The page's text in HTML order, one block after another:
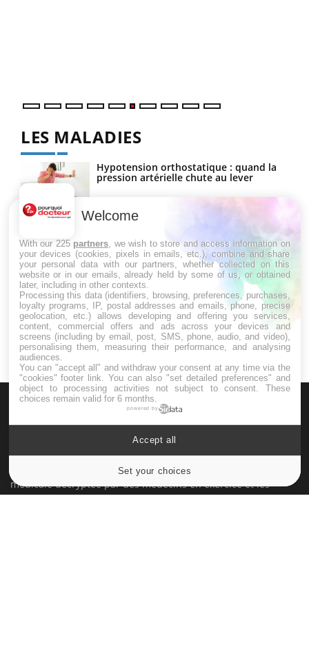
LES MALADIES
Hypotension orthostatique : quand la
pression artérielle chute au lever
globules rouges aux conséquences
graves
Maladie de Charcot (Sclérose latérale
amyotrophique)
médicale decryptée par des médecins en exercice et les
Welcome
With our 225 partners , we wish to store and access information on
your devices (cookies, pixels in emails, etc.), combine and share
your personal data with our partners, whether collected on this
website or in our emails, already held by some of us, or obtained
later, including in other contexts.
Processing this data (identifiers, browsing, preferences, purchases,
loyalty programs, IP, postal addresses and emails, phone, precise
geolocation, etc.) allows developing and offering you services,
content, commercial offers and ads across your devices and
screens (including by email, post, SMS, phone, audio, and video),
personalising them, measuring their performance, and analysing
audiences.
You can "accept all" and withdraw your consent at any time via the
"cookies" footer link . You can also "set detailed preferences" and
object to processing activities not subject to consent. These
choices remain valid for 6 months.
powered by
Set your choices
Accept all